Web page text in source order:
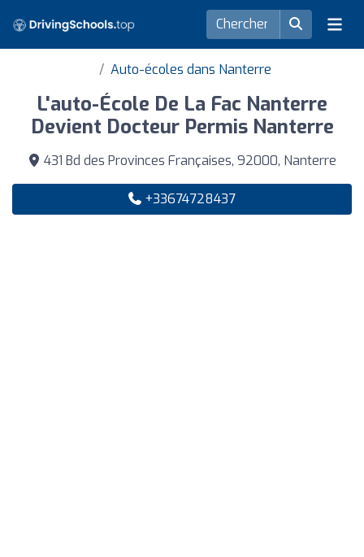
Auto-écoles dans Nanterre
L'auto-École De La Fac Nanterre
Devient Docteur Permis Nanterre
431 Bd des Provinces Françaises, 92000, Nanterre
+33674728437